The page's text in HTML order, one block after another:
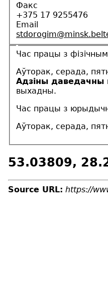
Факс
+375 17 9255476
Email
Час працы з
Аўторак, серада,
Адзіны даведачны
выхадны.
Час працы з
Аўторак, серада,
53.03809,
Source URL: https://